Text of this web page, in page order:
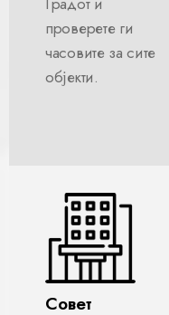
проверете ги
часовите за сите
објекти.
Совет